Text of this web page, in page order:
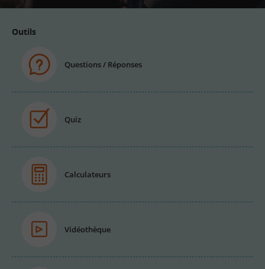
Outils
Questions / Réponses
Quiz
Calculateurs
Vidéothèque